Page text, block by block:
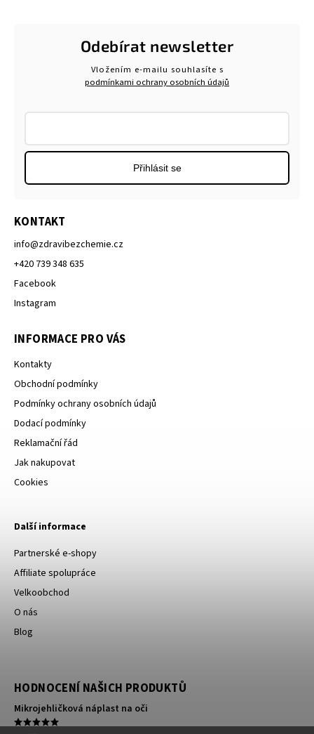
KONTAKT
info@zdravibezchemie.cz
+420 739 348 635
Facebook
Instagram
INFORMACE PRO VÁS
Kontakty
Obchodní podmínky
Podmínky ochrany osobních údajů
Dodací podmínky
Reklamační řád
Jak nakupovat
Cookies
Odebírat newsletter
Vložením e-mailu souhlasíte s
podmínkami ochrany osobních údajů
Přihlásit se
Další informace
Partnerské e-shopy
Affiliate spolupráce
Velkoobchod
O nás
Blog
HODNOCENÍ NAŠICH PRODUKTŮ
Mikrojehličková náplast na oči